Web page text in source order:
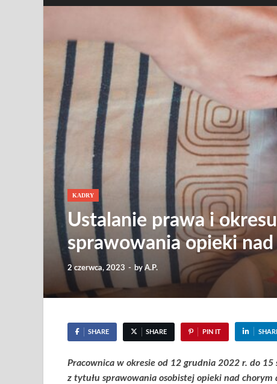
KADRY
Ustalanie prawa i
sprawowania opieki
2 czerwca, 2023 - byA.P.
SHARE SHARE PIN IT
Pracownica w okresie od 12 grudnia 2022 r. do 15
z tytułu sprawowania osobistej opieki nad